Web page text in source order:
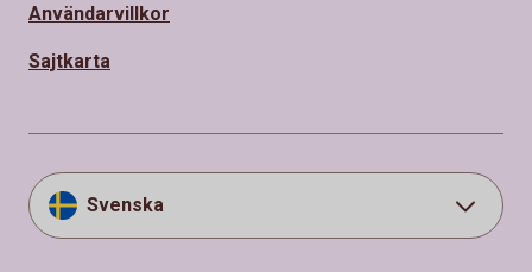
Användarvillkor
Sajtkarta
Svenska